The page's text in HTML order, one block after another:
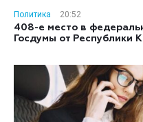
Политика
20:52
408-е место в
Госдумы от Республики